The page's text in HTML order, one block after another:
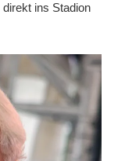
ins Stadion